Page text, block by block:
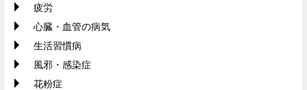
疲労
心臓・血管の病気
生活習慣病
風邪・感染症
花粉症